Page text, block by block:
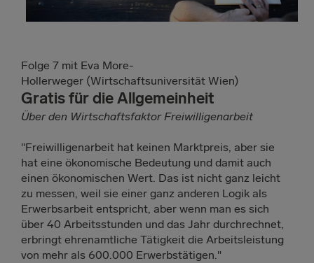
Folge 7 mit Eva More-
Hollerweger (Wirtschaftsuniversität Wien)
Gratis für die Allgemeinheit
Über den Wirtschaftsfaktor Freiwilligenarbeit
"Freiwilligenarbeit hat keinen Marktpreis, aber sie
hat eine ökonomische Bedeutung und damit auch
einen ökonomischen Wert. Das ist nicht ganz leicht
zu messen, weil sie einer ganz anderen Logik als
Erwerbsarbeit entspricht, aber wenn man es sich
über 40 Arbeitsstunden und das Jahr durchrechnet,
erbringt ehrenamtliche Tätigkeit die Arbeitsleistung
von mehr als 600.000 Erwerbstätigen."